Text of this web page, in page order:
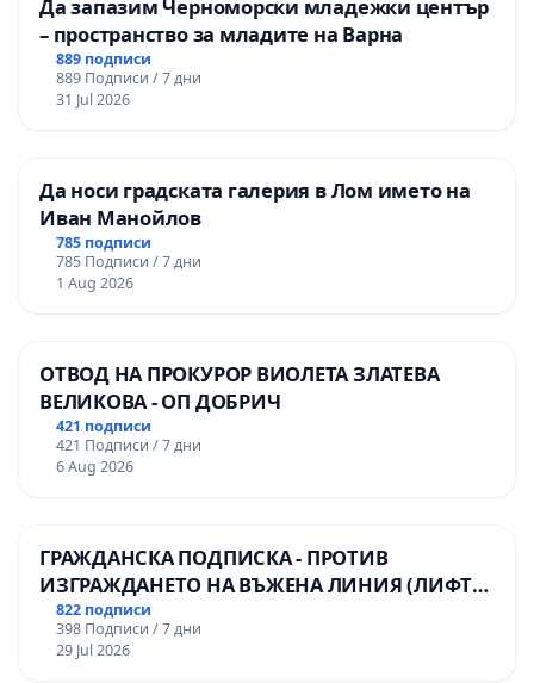
Да запазим Черноморски младежки център
– пространство за младите на Варна
889 подписи
889 Подписи / 7 дни
31 Jul 2026
Да носи градската галерия в Лом името на
Иван Манойлов
785 подписи
785 Подписи / 7 дни
1 Aug 2026
ОТВОД НА ПРОКУРОР ВИОЛЕТА ЗЛАТЕВА
ВЕЛИКОВА - ОП ДОБРИЧ
421 подписи
421 Подписи / 7 дни
6 Aug 2026
ГРАЖДАНСКА ПОДПИСКА - ПРОТИВ
ИЗГРАЖДАНЕТО НА ВЪЖЕНА ЛИНИЯ (ЛИФТ)
НА ТЕРИТОРИЯТА НА ПРИРОДНА
ЗАБЕЛЕЖИТЕЛНОСТ „ХЪЛМ НА
ОСВОБОДИТЕЛИТЕ“ (БУНАРДЖИК)
822 подписи
398 Подписи / 7 дни
29 Jul 2026